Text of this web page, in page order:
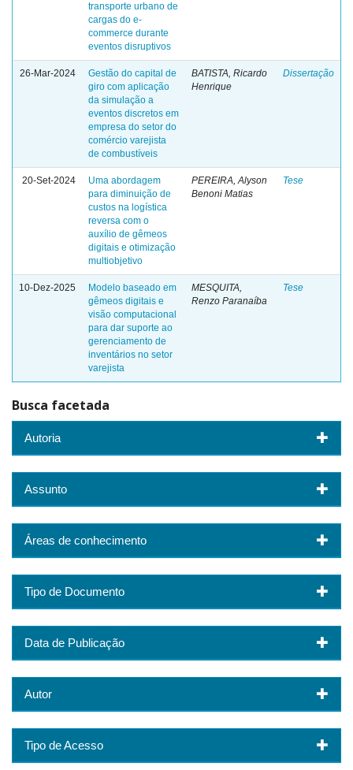
transporte urbano de
cargas do e-
commerce durante
eventos disruptivos
26-Mar-2024
Gestão do capital de
giro com aplicação
da simulação a
eventos discretos em
empresa do setor do
comércio varejista
de combustíveis
BATISTA, Ricardo
Henrique
Dissertação
20-Set-2024
Uma abordagem
para diminuição de
custos na logística
reversa com o
auxílio de gêmeos
digitais e otimização
multiobjetivo
PEREIRA, Alyson
Benoni Matias
Tese
10-Dez-2025
Modelo baseado em
gêmeos digitais e
visão computacional
para dar suporte ao
gerenciamento de
inventários no setor
varejista
MESQUITA,
Renzo Paranaíba
Tese
Busca facetada
Autoria
Assunto
Áreas de conhecimento
Tipo de Documento
Data de Publicação
Autor
Tipo de Acesso